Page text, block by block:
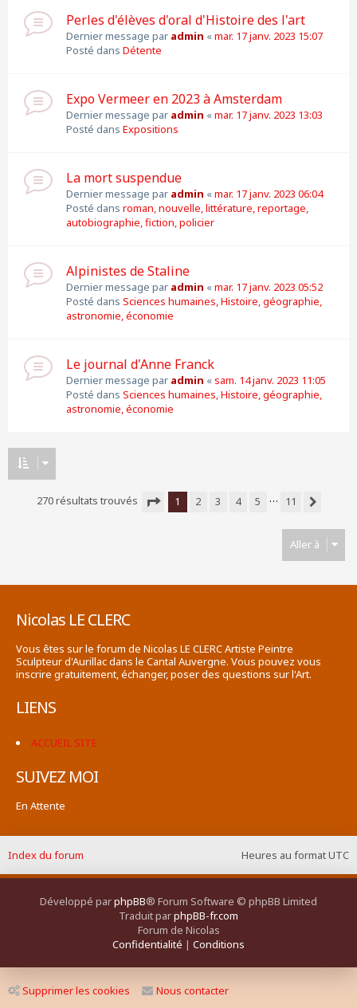
Perles d'élèves d'oral d'Histoire des l'art
Dernier message par admin «mar. 17 janv. 2023 15:07
Posté dans Détente
Expo Vermeer en 2023 à Amsterdam
Dernier message par admin «mar. 17 janv. 2023 13:03
Posté dans Expositions
La mort suspendue
Dernier message par admin «mar. 17 janv. 2023 06:04
Posté dans roman, nouvelle, littérature, reportage,
autobiographie, fiction, policier
Alpinistes de Staline
Dernier message par admin «mar. 17 janv. 2023 05:52
Posté dans Sciences humaines, Histoire, géographie,
astronomie, économie
Le journal d'Anne Franck
Dernier message par admin «sam. 14 janv. 2023 11:05
Posté dans Sciences humaines, Histoire, géographie,
astronomie, économie
270 résultats trouvés
1 2 3 4 5 …
11
Aller à
Nicolas LE CLERC
Vous êtes sur le forum de Nicolas LE CLERC Artiste Peintre
Sculpteur d'Aurillac dans le Cantal Auvergne. Vous pouvez vous
inscrire gratuitement, échanger, poser des questions sur l'Art.
LIENS
ACCUEIL SITE
SUIVEZ MOI
En Attente
Heures au formatUTC
Index du forum
Développé parphpBB® Forum Software © phpBB Limited
Traduit parphpBB-fr.com
Forum de Nicolas
Confidentialité | Conditions
Supprimer les cookies Nous contacter